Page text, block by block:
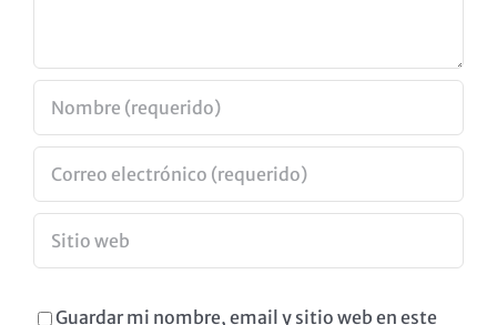
Guardar mi nombre, email y sitio web en este